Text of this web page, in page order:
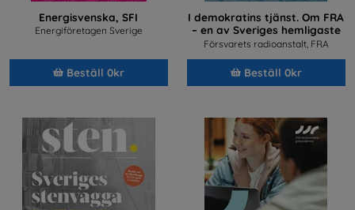
Energisvenska, SFI
Energiföretagen Sverige
Beställ 0kr
I demokratins tjänst. Om FRA
– en av Sveriges hemligaste
arbetsplatser
Försvarets radioanstalt, FRA
Beställ 0kr